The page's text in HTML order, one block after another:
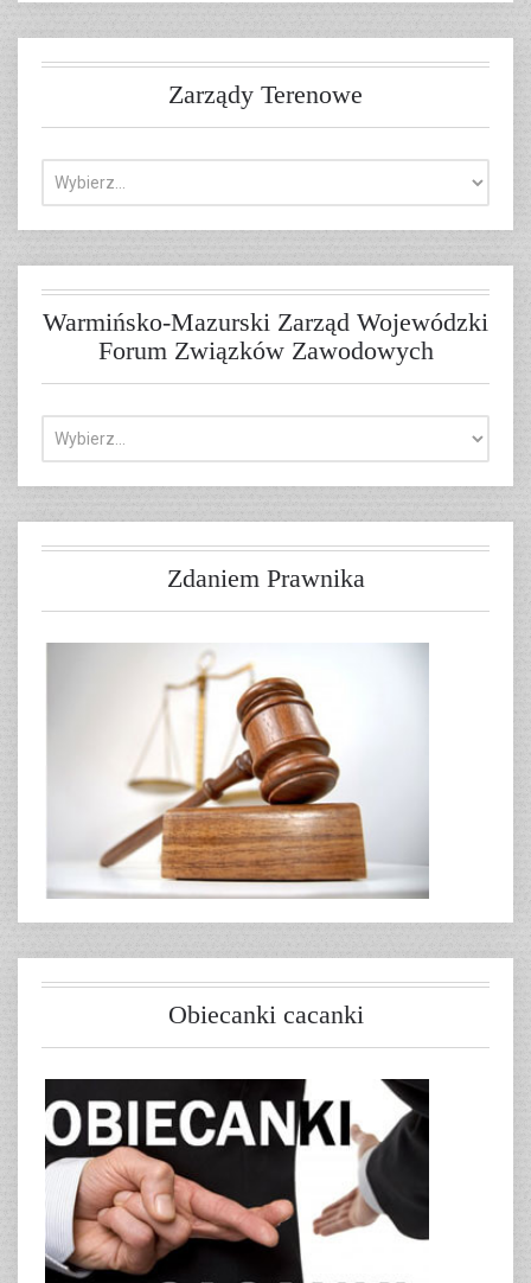
Zarządy Terenowe
Warmińsko-Mazurski Zarząd Wojewódzki
Forum Związków Zawodowych
Zdaniem Prawnika
Obiecanki cacanki